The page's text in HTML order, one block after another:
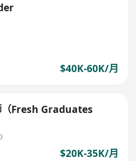
$40K-60K/月
（Fresh Graduates
$20K-35K/月